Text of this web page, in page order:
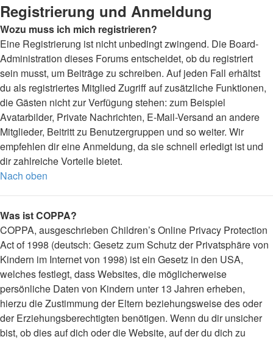
Registrierung und Anmeldung
Wozu muss ich mich registrieren?
Eine Registrierung ist nicht unbedingt zwingend. Die Board-
Administration dieses Forums entscheidet, ob du registriert
sein musst, um Beiträge zu schreiben. Auf jeden Fall erhältst
du als registriertes Mitglied Zugriff auf zusätzliche Funktionen,
die Gästen nicht zur Verfügung stehen: zum Beispiel
Avatarbilder, Private Nachrichten, E-Mail-Versand an andere
Mitglieder, Beitritt zu Benutzergruppen und so weiter. Wir
empfehlen dir eine Anmeldung, da sie schnell erledigt ist und
dir zahlreiche Vorteile bietet.
Nach oben
Was ist COPPA?
COPPA, ausgeschrieben Children’s Online Privacy Protection
Act of 1998 (deutsch: Gesetz zum Schutz der Privatsphäre von
Kindern im Internet von 1998) ist ein Gesetz in den USA,
welches festlegt, dass Websites, die möglicherweise
persönliche Daten von Kindern unter 13 Jahren erheben,
hierzu die Zustimmung der Eltern beziehungsweise des oder
der Erziehungsberechtigten benötigen. Wenn du dir unsicher
bist, ob dies auf dich oder die Website, auf der du dich zu